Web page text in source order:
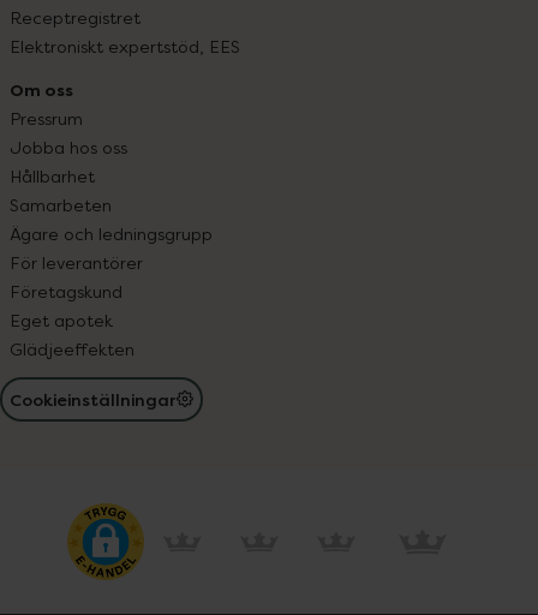
Receptregistret
Elektroniskt expertstöd, EES
Om oss
Pressrum
Jobba hos oss
Hållbarhet
Samarbeten
Ägare och ledningsgrupp
För leverantörer
Företagskund
Eget apotek
Glädjeeffekten
Cookieinställningar